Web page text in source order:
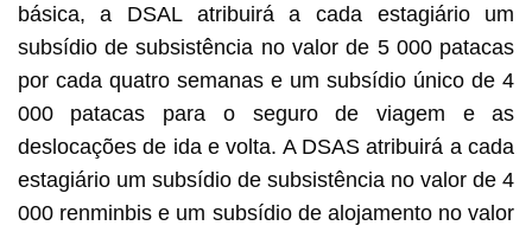
básica, a DSAL atribuirá a cada estagiário um
subsídio de subsistência no valor de 5 000 patacas
por cada quatro semanas e um subsídio único de 4
000 patacas para o seguro de viagem e as
deslocações de ida e volta. A DSAS atribuirá a cada
estagiário um subsídio de subsistência no valor de 4
000 renminbis e um subsídio de alojamento no valor